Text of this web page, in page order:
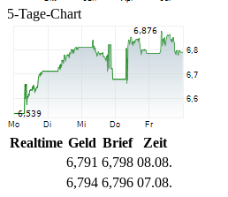
5-Tage-Chart
Realtime Geld Brief
Zeit
6,791 6,798 08.08.
6,794 6,796 07.08.